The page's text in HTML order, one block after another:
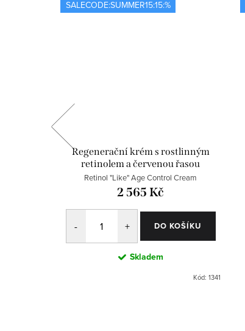
SALECODE:SUMMER15:15:%
Regenerační krém s rostlinným
retinolem a červenou řasou
Retinol "Like" Age Control Cream
2 565 Kč
DO KOŠÍKU
Skladem
Kód: 1341